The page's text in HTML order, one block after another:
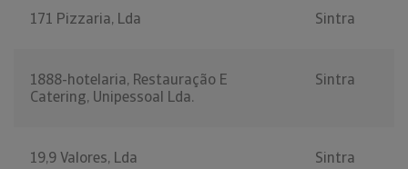
171 Pizzaria, Lda Sintra
1888-hotelaria, Restauração E
Catering, Unipessoal Lda.
Sintra
19,9 Valores, Lda Sintra